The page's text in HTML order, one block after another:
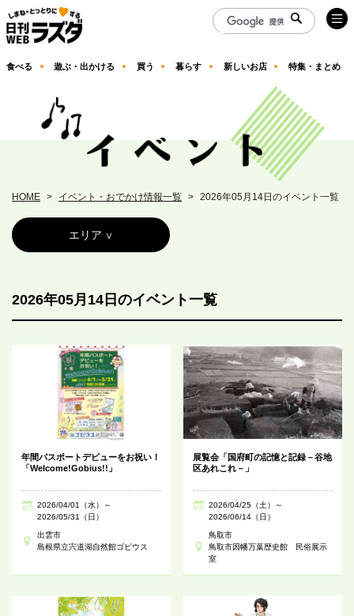
食べる 遊ぶ・出かける 買う 暮らす 新しいお店 特集・まとめ
HOME イベント・おでかけ情報一覧 2026年05月14日のイベント一覧
エリア
2026年05月14日のイベント一覧
年間パスポートデビューをお祝い！
「Welcome!Gobius!!」
2026/04/01（水）～
2026/05/31（日）
出雲市
島根県立宍道湖自然館ゴビウス
展覧会「国府町の記憶と記録－谷地
区あれこれ－」
2026/04/25（土）～
2026/06/14（日）
鳥取市
鳥取市因幡万葉歴史館 民俗展示
室